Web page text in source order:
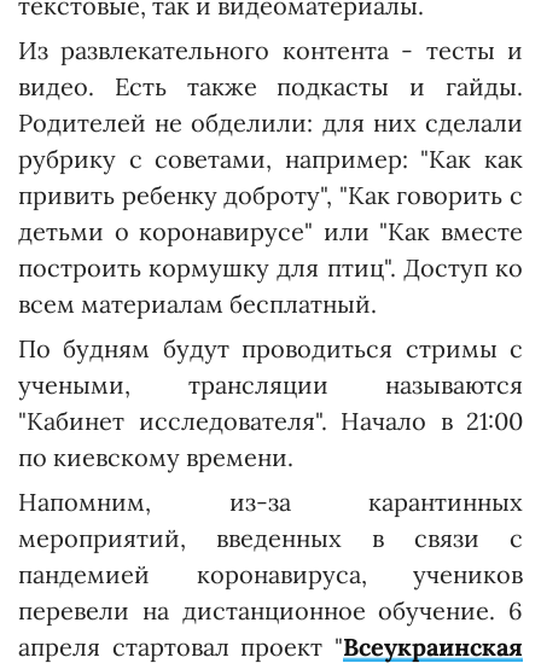
Из развлекательного контента - тесты и
видео. Есть также подкасты и гайды.
Родителей не обделили: для них сделали
рубрику с советами, например: "Как как
привить ребенку доброту", "Как говорить с
детьми о коронавирусе" или "Как вместе
построить кормушку для птиц". Доступ ко
всем материалам бесплатный.
По будням будут проводиться стримы с
учеными, трансляции называются
"Кабинет исследователя". Начало в 21:00
по киевскому времени.
Напомним, из-за карантинных
мероприятий, введенных в связи с
пандемией коронавируса, учеников
перевели на дистанционное обучение. 6
апреля стартовал проект "Всеукраинская